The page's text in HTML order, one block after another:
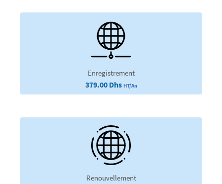
Enregistrement
379.00 Dhs HT/An
Renouvellement